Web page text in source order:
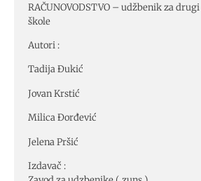
RAČUNOVODSTVO – udžbenik zadrugi
škole
Autori :
Tadija Đukić
Jovan Krstić
Milica Đorđević
Jelena Pršić
Izdavač :